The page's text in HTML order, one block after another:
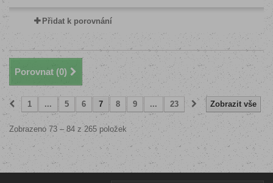
Přidat k porovnání
Porovnat (0)
Zobrazit vše
1 ... 5 6 7 8 9 ... 23
Zobrazeno 73 – 84 z 265 položek